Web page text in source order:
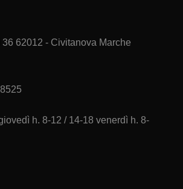
62012 - Civitanova Marche
h. 8-12 / 14-18 venerdì h. 8-